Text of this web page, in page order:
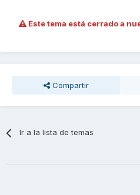
Este tema está cerrado a
Compartir
Ir a la lista de temas